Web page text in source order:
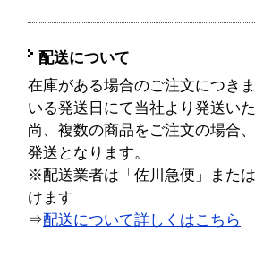
配送について
在庫がある場合のご注文につき
いる発送日にて当社より発送い
尚、複数の商品をご注文の場合
発送となります。
※配送業者は「佐川急便」また
けます
⇒配送について詳しくはこちら